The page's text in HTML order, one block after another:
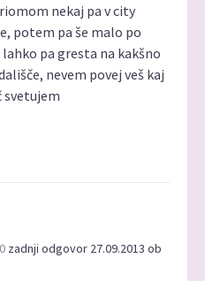
nekaj pa v city
potem pa še malo po
pa gresta na kakšno
nevem povej veš kaj
svetujem
zadnji odgovor 27.09.2013 ob